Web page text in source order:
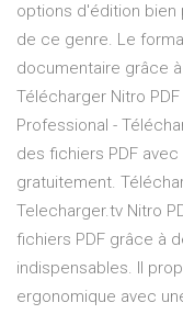
options d'édition bien
de ce genre. Le
documentaire grâce à
Télécharger Nitro
Professional -
des fichiers PDF
gratuitement.
Telecharger.tv Nitro
fichiers PDF grâce à
indispensables. Il
ergonomique avec